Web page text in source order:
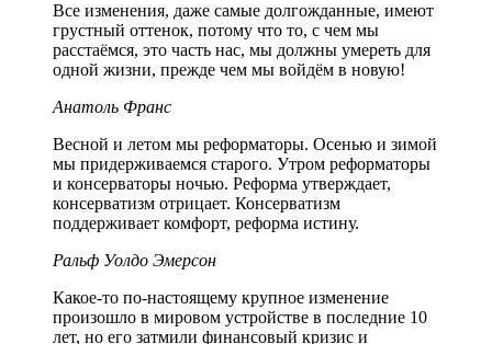
Все изменения, даже самые долгожданные, имеют
грустный оттенок, потому что то, с чем мы
расстаёмся, это часть нас, мы должны умереть для
одной жизни, прежде чем мы войдём в новую!
Анатоль Франс
Весной и летом мы реформаторы. Осенью и зимой
мы придерживаемся старого. Утром реформаторы
и консерваторы ночью. Реформа утверждает,
консерватизм отрицает. Консерватизм
поддерживает комфорт, реформа истину.
Ральф Уолдо Эмерсон
Какое-то по-настоящему крупное изменение
произошло в мировом устройстве в последние 10
лет, но его затмили финансовый кризис и